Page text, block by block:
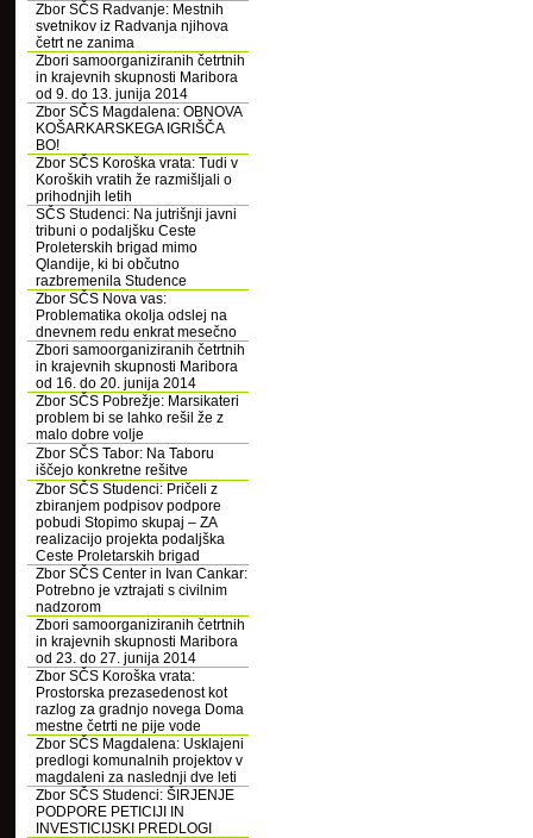
Zbor SČS Radvanje: Mestnih
svetnikov iz Radvanja njihova
četrt ne zanima
Zbori samoorganiziranih četrtnih
in krajevnih skupnosti Maribora
od 9. do 13. junija 2014
Zbor SČS Magdalena: OBNOVA
KOŠARKARSKEGA IGRIŠČA
BO!
Zbor SČS Koroška vrata: Tudi v
Koroških vratih že razmišljali o
prihodnjih letih
SČS Studenci: Na jutrišnji javni
tribuni o podaljšku Ceste
Proleterskih brigad mimo
Qlandije, ki bi občutno
razbremenila Studence
Zbor SČS Nova vas:
Problematika okolja odslej na
dnevnem redu enkrat mesečno
Zbori samoorganiziranih četrtnih
in krajevnih skupnosti Maribora
od 16. do 20. junija 2014
Zbor SČS Pobrežje: Marsikateri
problem bi se lahko rešil že z
malo dobre volje
Zbor SČS Tabor: Na Taboru
iščejo konkretne rešitve
Zbor SČS Studenci: Pričeli z
zbiranjem podpisov podpore
pobudi Stopimo skupaj – ZA
realizacijo projekta podaljška
Ceste Proletarskih brigad
Zbor SČS Center in Ivan Cankar:
Potrebno je vztrajati s civilnim
nadzorom
Zbori samoorganiziranih četrtnih
in krajevnih skupnosti Maribora
od 23. do 27. junija 2014
Zbor SČS Koroška vrata:
Prostorska prezasedenost kot
razlog za gradnjo novega Doma
mestne četrti ne pije vode
Zbor SČS Magdalena: Usklajeni
predlogi komunalnih projektov v
magdaleni za naslednji dve leti
Zbor SČS Studenci: ŠIRJENJE
PODPORE PETICIJI IN
INVESTICIJSKI PREDLOGI